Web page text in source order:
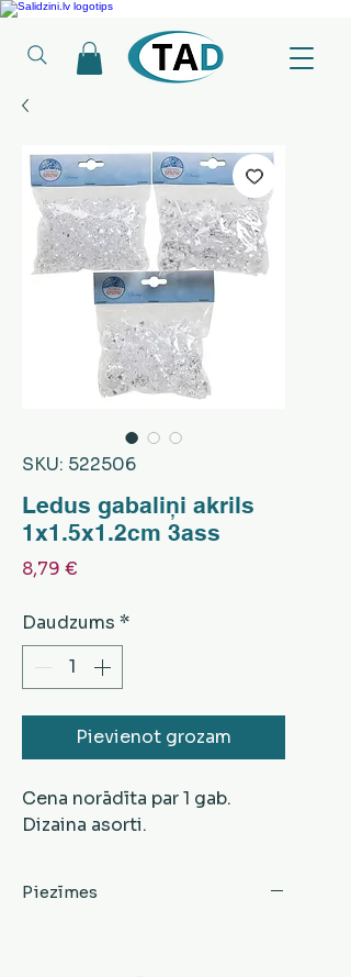
Ledusskapji, Sadzīves tehnika, Smaržas,
SKU: 522506
Ledus gabaliņi akrils
1x1.5x1.2cm 3ass
8,79 €
Daudzums *
Pievienot grozam
Cena norādīta par 1 gab.
Dizaina asorti.
Piezīmes